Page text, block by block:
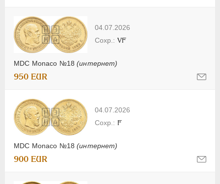
04.07.2026
MDC Monaco №18(интернет)
VF
950 EUR
04.07.2026
MDC Monaco №18(интернет)
F
900 EUR